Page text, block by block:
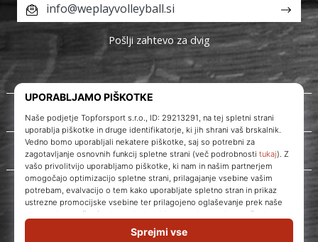
O nas
Storitve za stranke
info@weplayvolleyball.si
Pošlji zahtevo za dvig